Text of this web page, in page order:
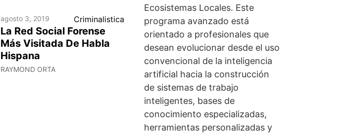
agosto 3, 2019 Criminalistica
La Red Social Forense
Más Visitada De Habla
Hispana
RAYMOND ORTA
Ecosistemas Locales. Este
programa avanzado está
orientado a profesionales que
desean evolucionar desde el uso
convencional de la inteligencia
artificial hacia la construcción
de sistemas de trabajo
inteligentes, bases de
conocimiento especializadas,
herramientas personalizadas y